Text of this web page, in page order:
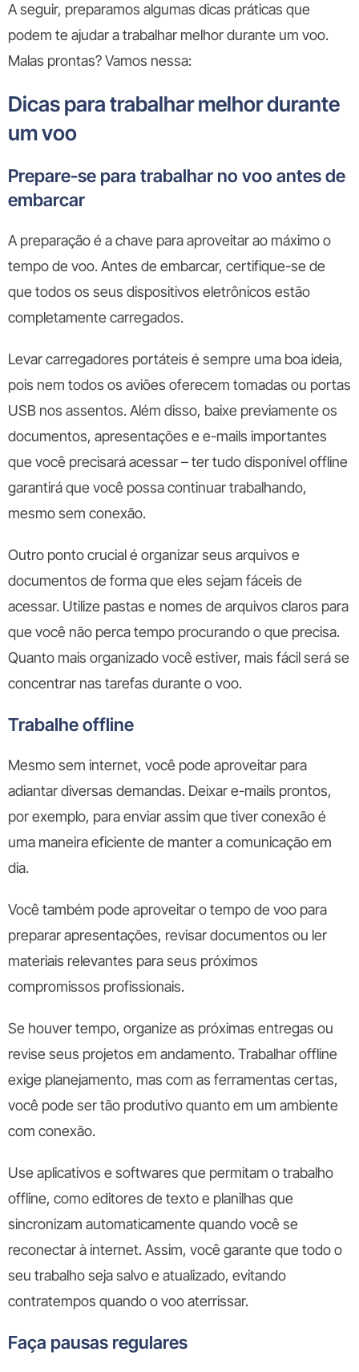
A seguir, preparamos algumas dicas práticas que
podem te ajudar a trabalhar melhor durante um voo.
Malas prontas? Vamos nessa:
Dicas para trabalhar melhor durante
um voo
Prepare-se para trabalhar no voo antes de
embarcar
A preparação é a chave para aproveitar ao máximo o
tempo de voo. Antes de embarcar, certifique-se de
que todos os seus dispositivos eletrônicos estão
completamente carregados.
Levar carregadores portáteis é sempre uma boa ideia,
pois nem todos os aviões oferecem tomadas ou portas
USB nos assentos. Além disso, baixe previamente os
documentos, apresentações e e-mails importantes
que você precisará acessar – ter tudo disponível offline
garantirá que você possa continuar trabalhando,
mesmo sem conexão.
Outro ponto crucial é organizar seus arquivos e
documentos de forma que eles sejam fáceis de
acessar. Utilize pastas e nomes de arquivos claros para
que você não perca tempo procurando o que precisa.
Quanto mais organizado você estiver, mais fácil será se
concentrar nas tarefas durante o voo.
Trabalhe offline
Mesmo sem internet, você pode aproveitar para
adiantar diversas demandas. Deixar e-mails prontos,
por exemplo, para enviar assim que tiver conexão é
uma maneira eficiente de manter a comunicação em
dia.
Você também pode aproveitar o tempo de voo para
preparar apresentações, revisar documentos ou ler
materiais relevantes para seus próximos
compromissos profissionais.
Se houver tempo, organize as próximas entregas ou
revise seus projetos em andamento. Trabalhar offline
exige planejamento, mas com as ferramentas certas,
você pode ser tão produtivo quanto em um ambiente
com conexão.
Use aplicativos e softwares que permitam o trabalho
offline, como editores de texto e planilhas que
sincronizam automaticamente quando você se
reconectar à internet. Assim, você garante que todo o
seu trabalho seja salvo e atualizado, evitando
contratempos quando o voo aterrissar.
Faça pausas regulares